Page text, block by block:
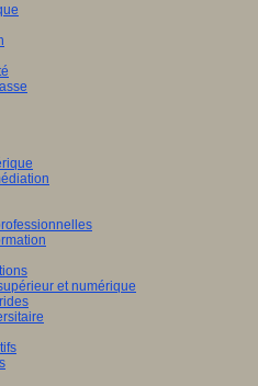
et numérique